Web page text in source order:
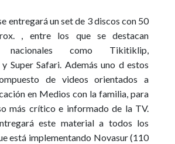
entregará un set de 3 discos con 50
, entre los que se destacan
nacionales como Tikitiklip,
Super Safari. Además uno d estos
de videos orientados a
en Medios con la familia, para
más crítico e informado de la TV.
este material a todos los
está implementando Novasur (110